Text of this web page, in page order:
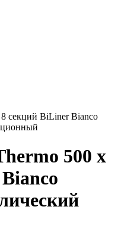
секций BiLiner Bianco
500 х